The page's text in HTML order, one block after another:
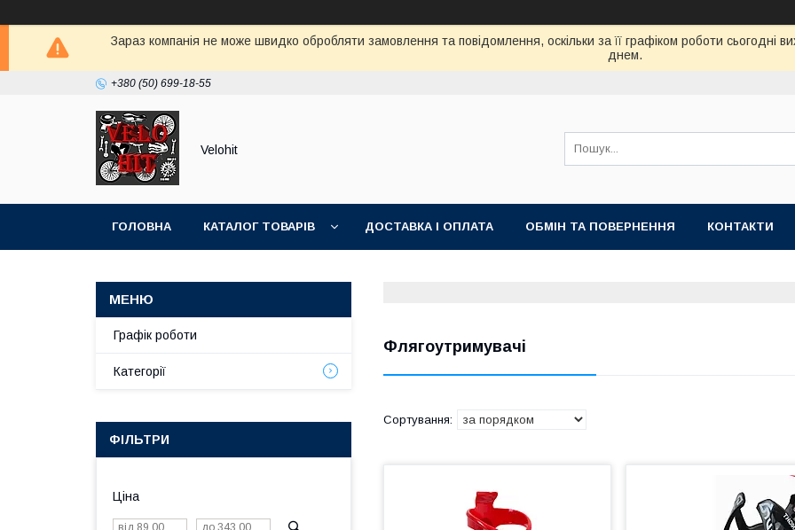
Зараз компанія не може швидко обробляти замовлення та повідомлення, оскільки за її графіком роботи
днем.
+380 (50) 699-18-55
Velohit
ГОЛОВНА КАТАЛОГ ТОВАРІВ ДОСТАВКА І ОПЛАТА ОБМІН ТА ПОВЕРНЕННЯ КОНТАКТИ
Флягоутримувачі
Графік роботи
Категорії
ФІЛЬТРИ
Ціна